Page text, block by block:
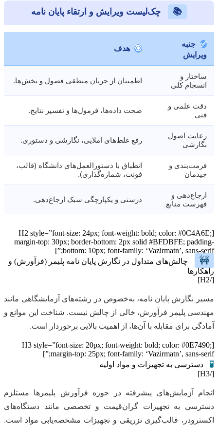
📚 چک‌لیست ویرایش و ارتقاء پایان نامه
✅ جنبه
ویرایش
🎯 هدف
ساختار و
انسجام کلی
اطمینان از جریان منطقی فصول و بخش‌ها.
دقت علمی و
فنی
صحت داده‌ها، فرمول‌ها و تفسیر نتایج.
رعایت اصول
نگارشی
رفع غلط‌های املایی، نگارشی و دستوری.
فرمت‌بندی و
چیدمان
انطباق با دستورالعمل‌های دانشگاه (قالب،
فونت، شماره‌گذاری).
ارجاع‌دهی و
فهرست منابع
درستی و یکپارچگی سبک ارجاع‌دهی.
[H2 style=”font-size: 24px; font-weight: bold; color: #0C4A6E;
margin-top: 30px; border-bottom: 2px solid #BFDBFE; padding-
bottom: 10px; font-family: ‘Vazirmatn’, sans-serif;”]
🚧
چالش‌های متداول در نگارش پایان نامه پلیمر (فرآورش) و
راهکارها
[/H2]
مسیر نگارش پایان نامه، به‌خصوص در رشته‌های آزمایشگاهی مانند
مهندسی پلیمر فرآورش، خالی از چالش نیست. شناخت این موانع و
آمادگی برای مقابله با آن‌ها، از اهمیت بالایی برخوردار است.
[H3 style=”font-size: 20px; font-weight: bold; color: #0E7490;
margin-top: 25px; font-family: ‘Vazirmatn’, sans-serif;”]
🧪
دسترسی به تجهیزات و مواد اولیه
[/H3]
انجام آزمایش‌های پیشرفته در حوزه فرآورش پلیمرها مستلزم
دسترسی به تجهیزات گران‌قیمت و تخصصی مانند دستگاه‌های
اکسترودر، قالب‌گیری تزریقی و تجهیزات مشخصه‌یابی مواد است.